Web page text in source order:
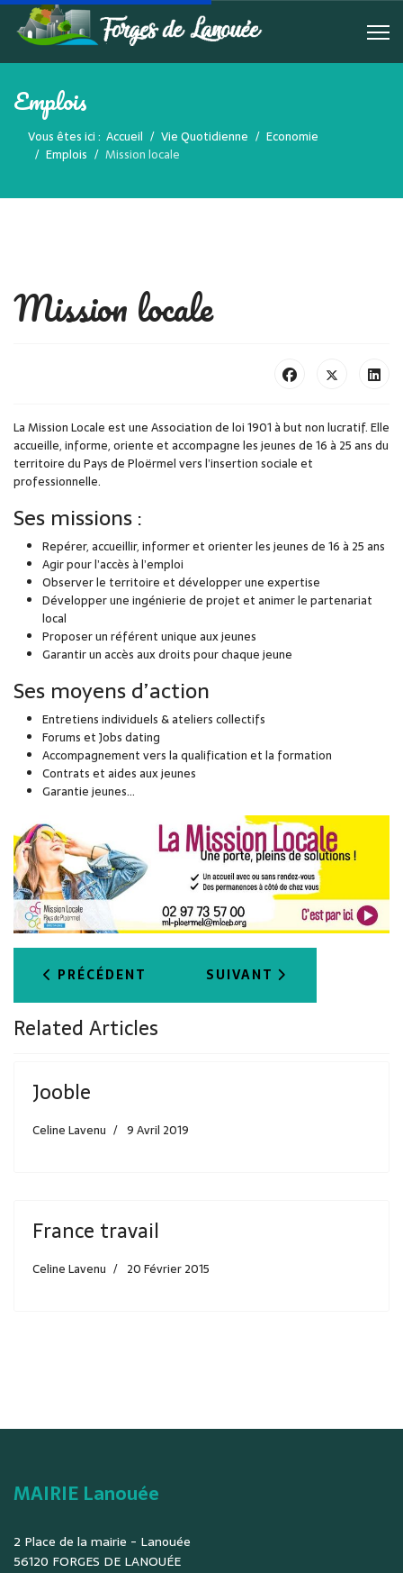
Emplois
Vous êtes ici : Accueil Vie Quotidienne
Economie
Emplois
Mission locale
Mission locale
La Mission Locale est une Association de loi 1901 à but non lucratif. Elle
accueille, informe, oriente et accompagne les jeunes de 16 à 25 ans du
territoire du Pays de Ploërmel vers l’insertion sociale et
professionnelle.
Ses missions :
Repérer, accueillir, informer et orienter les jeunes de 16 à 25 ans
Agir pour l’accès à l’emploi
Observer le territoire et développer une expertise
Développer une ingénierie de projet et animer le partenariat
local
Proposer un référent unique aux jeunes
Garantir un accès aux droits pour chaque jeune
Ses moyens d’action
Entretiens individuels & ateliers collectifs
Forums et Jobs dating
Accompagnement vers la qualification et la formation
Contrats et aides aux jeunes
Garantie jeunes...
ARTICLE PRÉCÉDENT : JOOBLE
PRÉCÉDENT ARTICLE SUIVANT :
SUIVANT
Related Articles
Jooble
Celine Lavenu 9 Avril 2019
France travail
Celine Lavenu 20 Février 2015
MAIRIE Lanouée
2 Place de la mairie - Lanouée
56120 FORGES DE LANOUÉE